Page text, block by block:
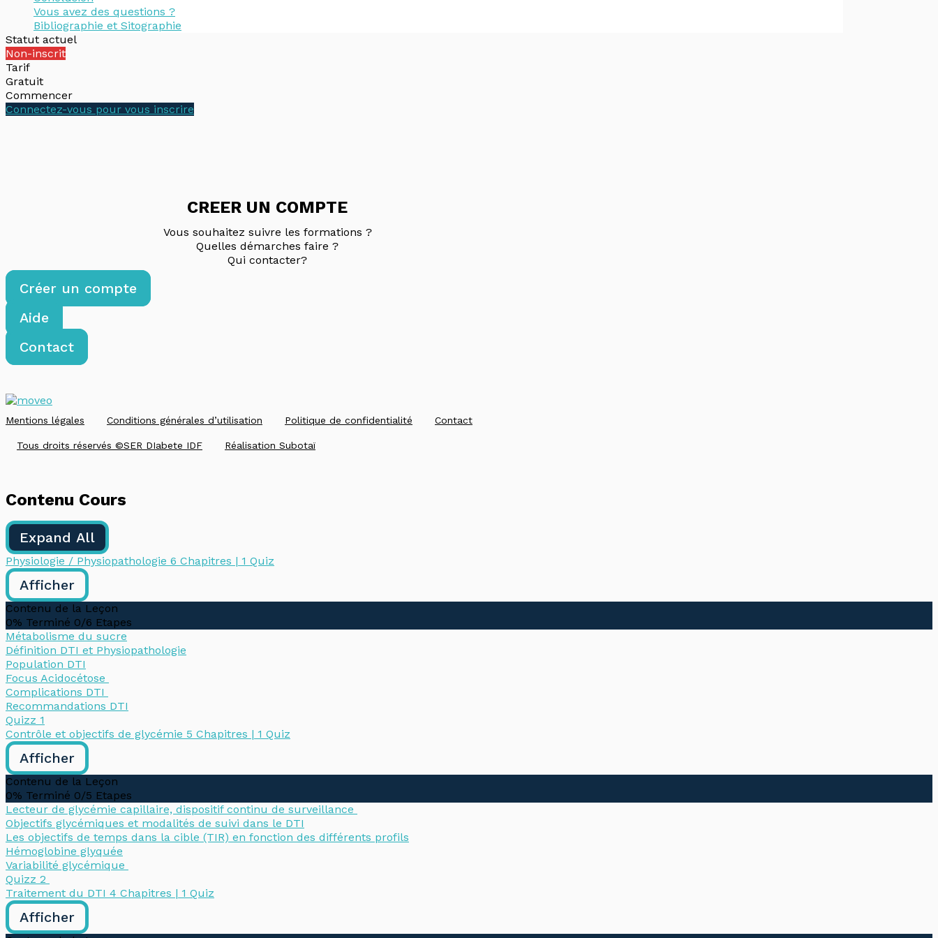
Vous avez des questions ?
Bibliographie et Sitographie
Statut actuel
Non-inscrit
Tarif
Gratuit
Commencer
Connectez-vous pour vous inscrire
CREER UN COMPTE
Vous souhaitez suivre les formations ?
Quelles démarches faire ?
Qui contacter?
Créer un compte
Aide
Contact
Mentions légales Conditions générales d’utilisation Politique de confidentialité Contact
Tous droits réservés ©SER DIabete IDF Réalisation Subotaï
Contenu Cours
Expand All
Physiologie / Physiopathologie 6 Chapitres | 1 Quiz
Afficher
Contenu de la Leçon
0% Terminé 0/6 Etapes
Métabolisme du sucre
Définition DTI et Physiopathologie
Population DTI
Focus Acidocétose
Complications DTI
Recommandations DTI
Quizz 1
Contrôle et objectifs de glycémie 5 Chapitres | 1 Quiz
Afficher
Contenu de la Leçon
0% Terminé 0/5 Etapes
Lecteur de glycémie capillaire, dispositif continu de surveillance
Objectifs glycémiques et modalités de suivi dans le DTI
Les objectifs de temps dans la cible (TIR) en fonction des différents profils
Hémoglobine glyquée
Variabilité glycémique
Quizz 2
Traitement du DTI 4 Chapitres | 1 Quiz
Afficher